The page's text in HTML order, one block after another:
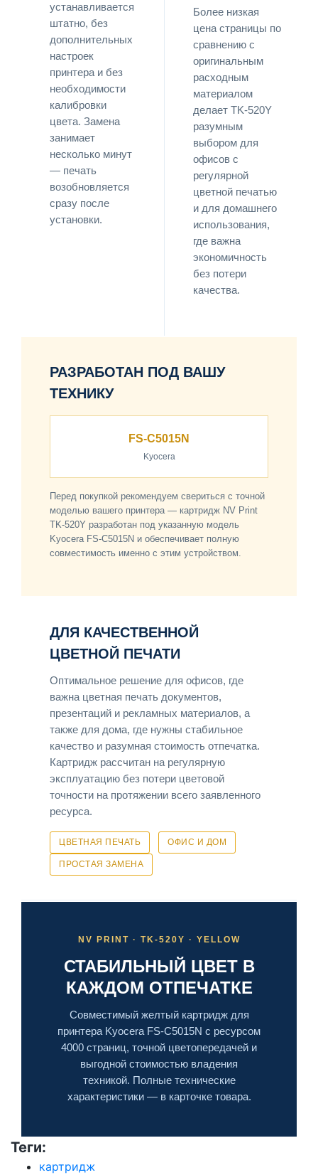
устанавливается
штатно, без
дополнительных
настроек
принтера и без
необходимости
калибровки
цвета. Замена
занимает
несколько минут
— печать
возобновляется
сразу после
установки.
Более низкая
цена страницы по
сравнению с
оригинальным
расходным
материалом
делает TK-520Y
разумным
выбором для
офисов с
регулярной
цветной печатью
и для домашнего
использования,
где важна
экономичность
без потери
качества.
РАЗРАБОТАН ПОД ВАШУ
ТЕХНИКУ
FS-C5015N
Kyocera
Перед покупкой рекомендуем свериться с точной
моделью вашего принтера — картридж NV Print
TK-520Y разработан под указанную модель
Kyocera FS-C5015N и обеспечивает полную
совместимость именно с этим устройством.
ДЛЯ КАЧЕСТВЕННОЙ
ЦВЕТНОЙ ПЕЧАТИ
Оптимальное решение для офисов, где
важна цветная печать документов,
презентаций и рекламных материалов, а
также для дома, где нужны стабильное
качество и разумная стоимость отпечатка.
Картридж рассчитан на регулярную
эксплуатацию без потери цветовой
точности на протяжении всего заявленного
ресурса.
ЦВЕТНАЯ ПЕЧАТЬ ОФИС И ДОМ
ПРОСТАЯ ЗАМЕНА
NV PRINT · TK-520Y · YELLOW
СТАБИЛЬНЫЙ ЦВЕТ В
КАЖДОМ ОТПЕЧАТКЕ
Совместимый желтый картридж для
принтера Kyocera FS-C5015N с ресурсом
4000 страниц, точной цветопередачей и
выгодной стоимостью владения
техникой. Полные технические
характеристики — в карточке товара.
Теги:
картридж